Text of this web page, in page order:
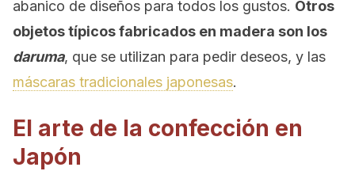
abanico de diseños para todos los gustos. Otros
objetos típicos fabricados en madera son los
daruma, que se utilizan para pedir deseos, y las
máscaras tradicionales japonesas.
El arte de la confección en
Japón